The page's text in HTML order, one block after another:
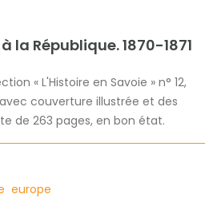
la République. 1870-1871
« L'Histoire en Savoie » n° 12,
couverture illustrée et des
de 263 pages, en bon état.
europe